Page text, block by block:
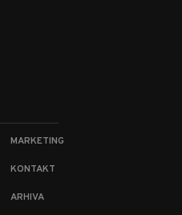
MARKETING
KONTAKT
ARHIVA